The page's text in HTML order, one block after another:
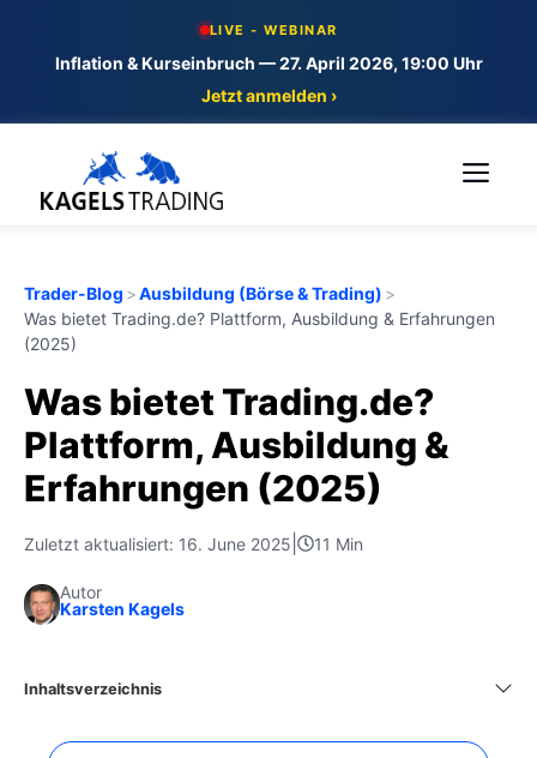
LIVE - WEBINAR
Inflation & Kurseinbruch — 27. April 2026, 19:00 Uhr
Jetzt anmelden ›
Trader-Blog >Ausbildung (Börse & Trading) >
Was bietet Trading.de? Plattform, Ausbildung & Erfahrungen
(2025)
Was bietet Trading.de?
Plattform, Ausbildung &
Erfahrungen (2025)
Zuletzt aktualisiert: 16. June 2025 11 Min
Autor
Karsten Kagels
Inhaltsverzeichnis